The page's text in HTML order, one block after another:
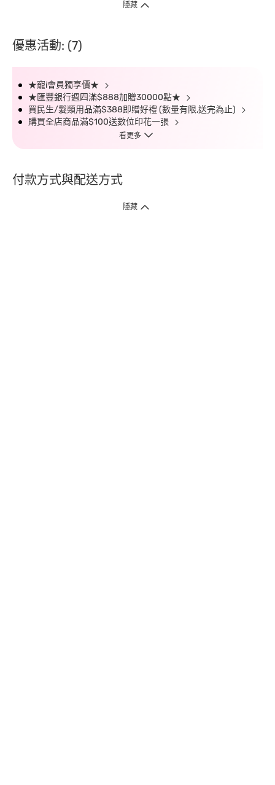
隱藏
優惠活動: (7)
★寵i會員獨享價★
★匯豐銀行週四滿$888加贈30000點★
買民生/髮類用品滿$388即贈好禮 (數量有限,送完為止)
購買全店商品滿$100送數位印花一張
看更多
付款方式與配送方式
隱藏